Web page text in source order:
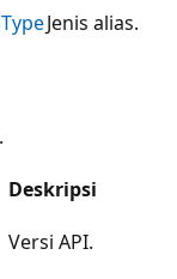
TypeJenis alias.
Deskripsi
Versi API.